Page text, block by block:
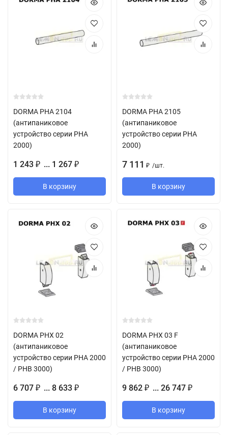
DORMA PHA 2104
(антипаниковое
устройство серии PHA
2000)
1 243 ₽ ... 1 267 ₽
В корзину
DORMA PHA 2105
(антипаниковое
устройство серии PHA
2000)
7 111 ₽ /шт.
В корзину
DORMA PHX 02
(антипаниковое
устройство серии PHA 2000
/ PHB 3000)
6 707 ₽ ... 8 633 ₽
В корзину
DORMA PHX 03 F
(антипаниковое
устройство серии PHA 2000
/ PHB 3000)
9 862 ₽ ... 26 747 ₽
В корзину